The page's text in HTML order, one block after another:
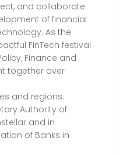
and collaborate
of financial
As the
FinTech festival
Finance and
together over
and regions.
Authority of
and in
of Banks in